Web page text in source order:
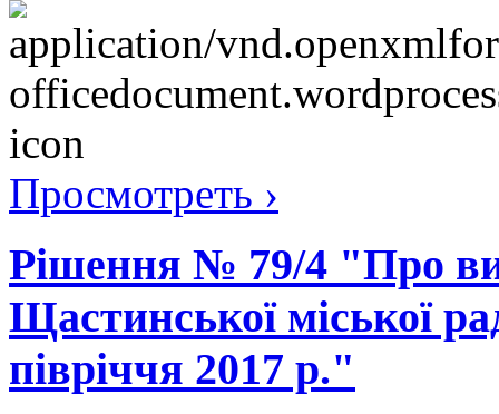
Просмотреть ›
Рішення № 79/4 "Про
Щастинської міської
півріччя 2017 р."